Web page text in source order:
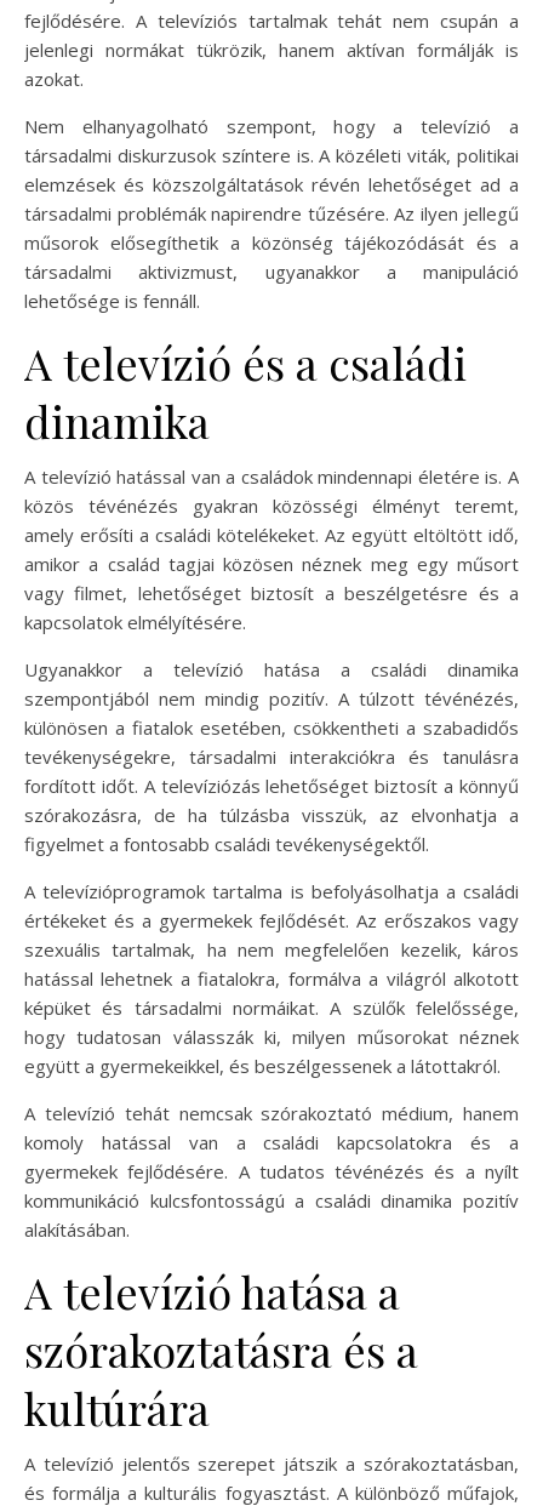
fejlődésére. A televíziós tartalmak tehát nem csupán a
jelenlegi normákat tükrözik, hanem aktívan formálják is
azokat.
Nem elhanyagolható szempont, hogy a televízió a
társadalmi diskurzusok színtere is. A közéleti viták, politikai
elemzések és közszolgáltatások révén lehetőséget ad a
társadalmi problémák napirendre tűzésére. Az ilyen jellegű
műsorok elősegíthetik a közönség tájékozódását és a
társadalmi aktivizmust, ugyanakkor a manipuláció
lehetősége is fennáll.
A televízió és a családi
dinamika
A televízió hatással van a családok mindennapi életére is. A
közös tévénézés gyakran közösségi élményt teremt,
amely erősíti a családi kötelékeket. Az együtt eltöltött idő,
amikor a család tagjai közösen néznek meg egy műsort
vagy filmet, lehetőséget biztosít a beszélgetésre és a
kapcsolatok elmélyítésére.
Ugyanakkor a televízió hatása a családi dinamika
szempontjából nem mindig pozitív. A túlzott tévénézés,
különösen a fiatalok esetében, csökkentheti a szabadidős
tevékenységekre, társadalmi interakciókra és tanulásra
fordított időt. A televíziózás lehetőséget biztosít a könnyű
szórakozásra, de ha túlzásba visszük, az elvonhatja a
figyelmet a fontosabb családi tevékenységektől.
A televízióprogramok tartalma is befolyásolhatja a családi
értékeket és a gyermekek fejlődését. Az erőszakos vagy
szexuális tartalmak, ha nem megfelelően kezelik, káros
hatással lehetnek a fiatalokra, formálva a világról alkotott
képüket és társadalmi normáikat. A szülők felelőssége,
hogy tudatosan válasszák ki, milyen műsorokat néznek
együtt a gyermekeikkel, és beszélgessenek a látottakról.
A televízió tehát nemcsak szórakoztató médium, hanem
komoly hatással van a családi kapcsolatokra és a
gyermekek fejlődésére. A tudatos tévénézés és a nyílt
kommunikáció kulcsfontosságú a családi dinamika pozitív
alakításában.
A televízió hatása a
szórakoztatásra és a
kultúrára
A televízió jelentős szerepet játszik a szórakoztatásban,
és formálja a kulturális fogyasztást. A különböző műfajok,